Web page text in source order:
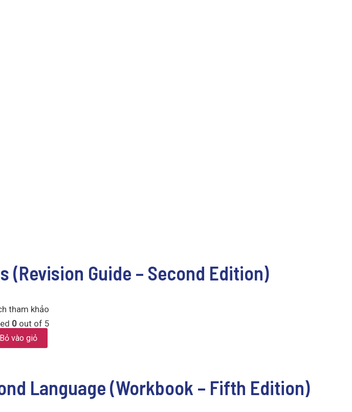
(Revision Guide – Second Edition)
tham khảo
0 out of 5
Bỏ vào giỏ
Language (Workbook – Fifth Edition)